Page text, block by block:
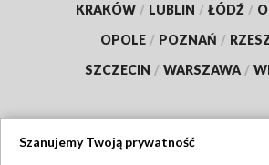
KRAKÓW / LUBLIN / ŁÓDŹ /
OPOLE / POZNAŃ /
SZCZECIN / WARSZAWA /
Szanujemy Twoją prywatność